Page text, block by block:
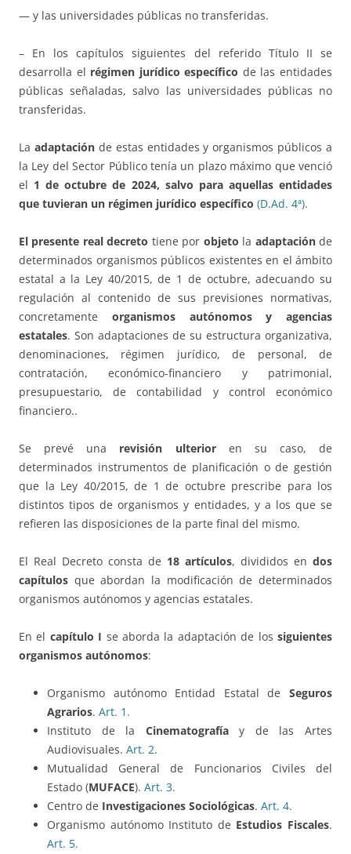
— y las universidades públicas no transferidas.
– En los capítulos siguientes del referido Título II se
desarrolla el régimen jurídico específico de las entidades
públicas señaladas, salvo las universidades públicas no
transferidas.
La adaptaciónde estas entidades y organismos públicos a
la Ley del Sector Público tenía un plazo máximo que venció
el 1 de octubre de 2024, salvo para aquellas entidades
que tuvieran un régimen jurídico específico (D.Ad. 4ª).
El presente real decreto tiene por objeto la adaptaciónde
determinados organismos públicos existentes en el ámbito
estatal a la Ley 40/2015, de 1 de octubre, adecuando su
regulación al contenido de sus previsiones normativas,
concretamente organismos autónomos y agencias
estatales. Son adaptaciones de su estructura organizativa,
denominaciones, régimen jurídico, de personal, de
contratación, económico-financiero y patrimonial,
presupuestario, de contabilidad y control económico
financiero..
Se prevé una revisión ulterioren su caso, de
determinados instrumentos de planificación o de gestión
que la Ley 40/2015, de 1 de octubre prescribe para los
distintos tipos de organismos y entidades, y a los que se
refieren las disposiciones de la parte final del mismo.
El Real Decreto consta de 18 artículos, divididos en dos
capítulos que abordan la modificación de determinados
organismos autónomos y agencias estatales.
En el capítulo I se aborda la adaptación de lossiguientes
organismos autónomos:
Organismo autónomo Entidad Estatal de Seguros
Agrarios. Art. 1.
Instituto de la Cinematografíay de las Artes
Audiovisuales. Art. 2.
Mutualidad General de Funcionarios Civiles del
Estado (MUFACE). Art. 3.
Centro de Investigaciones Sociológicas. Art. 4.
Organismo autónomo Instituto de Estudios Fiscales.
Art. 5.